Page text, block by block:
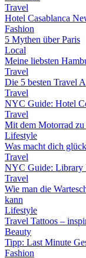
Travel
Hotel Casablanca
Fashion
5 Mythen über Paris
Local
Meine liebsten
Travel
Die 5 besten Travel
Travel
NYC Guide: Hotel
Travel
Mit dem Motorrad zu
Lifestyle
Was macht dich
Travel
NYC Guide: Library
Travel
Wie man die
kann
Lifestyle
Travel Tattoos –
Beauty
Tipp: Last Minute
Fashion